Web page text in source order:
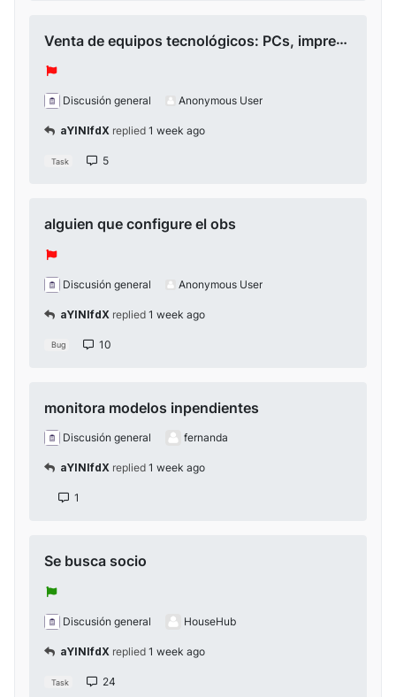
Venta de equipos tecnológicos: PCs, impresora, Smart TV, cámara 4K y accesorios
Discusión general Anonymous User
aYlNlfdX replied 1 week ago
Task 5
alguien que configure el obs
Discusión general Anonymous User
aYlNlfdX replied 1 week ago
Bug 10
monitora modelos inpendientes
Discusión general fernanda
aYlNlfdX replied 1 week ago
1
Se busca socio
Discusión general HouseHub
aYlNlfdX replied 1 week ago
Task 24